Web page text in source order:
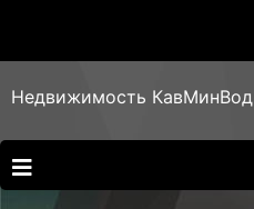
Недвижимость КавМинВод